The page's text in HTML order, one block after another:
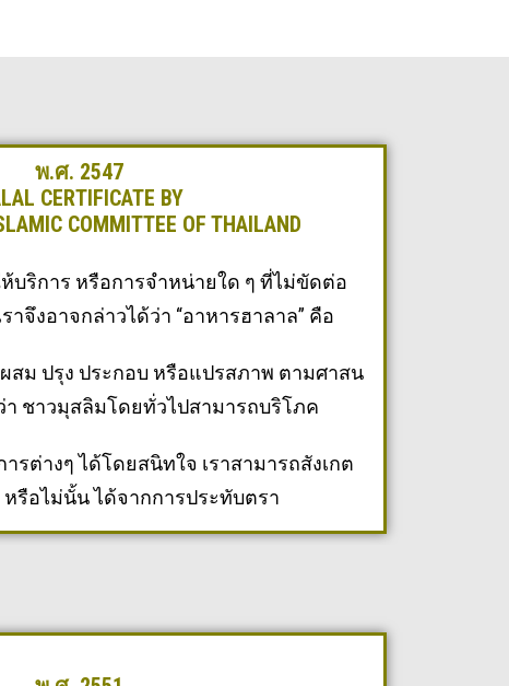
พ.ศ. 2547
CERTIFICATE BY
COMMITTEE OF THAILAND
บริการ หรือการจำหน่ายใด ๆ ที่ไม่ขัดต่อ
จึงอาจกล่าวได้ว่า “อาหารฮาลาล” คือ
สม ปรุง ประกอบ หรือแปรสภาพ ตามศาสน
ชาวมุสลิมโดยทั่วไปสามารถบริโภค
รต่างๆ ได้โดยสนิทใจ เราสามารถสังเกต
รือไม่นั้น ได้จากการประทับตรา